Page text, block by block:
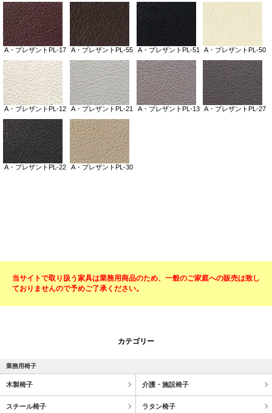
当サイトで取り扱う家具は業務用商品のため、一般のご家庭への販売は致し
ておりませんので予めご了承ください。
カテゴリー
業務用椅子
木製椅子 介護・施設椅子
スチール椅子 ラタン椅子